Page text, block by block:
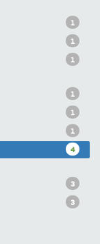
1
1
1
1
1
1
4
3
3